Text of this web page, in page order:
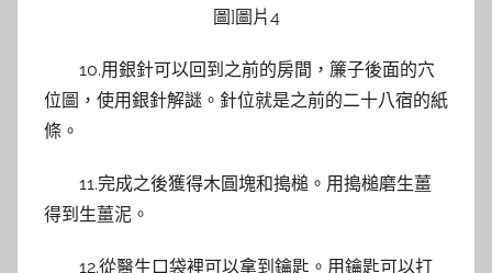
10.用銀針可以回到之前的房間，簾子後面的穴
位圖，使用銀針解謎。針位就是之前的二十八宿的紙
條。
11.完成之後獲得木圓塊和搗槌。用搗槌磨生薑
得到生薑泥。
12.從醫生口袋裡可以拿到鑰匙。用鑰匙可以打